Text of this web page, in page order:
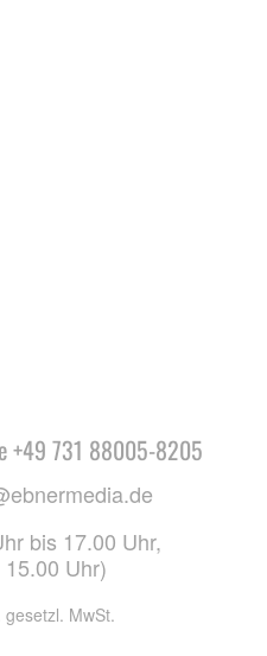
+49 731 88005-8205
bis 17.00 Uhr,
Uhr)
MwSt.